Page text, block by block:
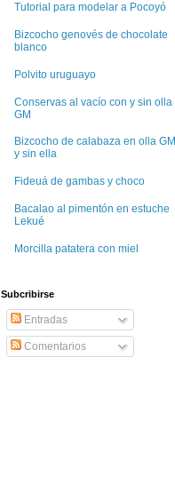
Tutorial para modelar a Pocoyó
Bizcocho genovés de chocolate
blanco
Polvito uruguayo
Conservas al vacío con y sin olla
GM
Bizcocho de calabaza en olla GM
y sin ella
Fideuá de gambas y choco
Bacalao al pimentón en estuche
Lekué
Morcilla patatera con miel
Subcribirse
Entradas
Comentarios